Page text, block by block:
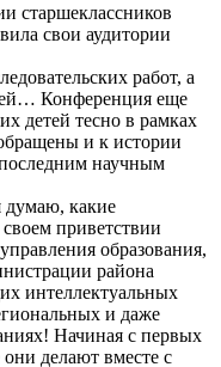
старшеклассников
свои аудитории
работ, а
Конференция еще
детей тесно в рамках
и к истории
научным
думаю, какие
своем приветствии
образования,
района
интеллектуальных
и даже
Начиная с первых
делают вместе с